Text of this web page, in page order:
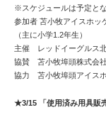
※スケジュールは予定と
参加者 苫小牧アイスホッ
（主に小学1.2年生）
主催 レッドイーグルス
協賛 苫小牧埠頭株式会社
協力 苫小牧埠頭アイス
★3/15 「使用済み用具販